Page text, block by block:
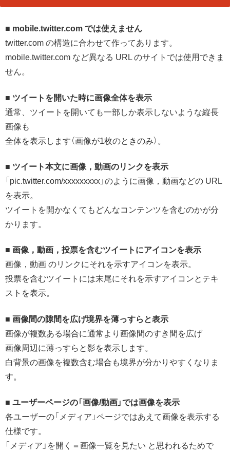
■ mobile.twitter.com では使えません
twitter.com の構造に合わせて作ってあります。
mobile.twitter.com など異なる URL のサイトでは使用できま
せん。
■ ツイートを開いた時に画像全体を表示
通常、ツイートを開いても一部しか表示しないような縦長
画像も
全体を表示します（画像が1枚のときのみ）。
■ ツイート本文に画像，動画のリンクを表示
「pic.twitter.com/xxxxxxxxx」のように画像，動画などの URL
を表示。
ツイートを開かなくてもどんなコンテンツを含むのかが分
かります。
■ 画像，動画，投票を含むツイートにアイコンを表示
画像，動画 のリンクにそれを示すアイコンを表示。
投票を含むツイートには末尾にそれを示すアイコンとテキ
ストを表示。
■ 画像間の隙間を広げ境界を薄っすらと表示
画像が複数ある場合に通常より画像間のすき間を広げ
画像周辺に薄っすらと影を表示します。
白背景の画像を複数含む場合も境界が分かりやすくなりま
す。
■ ユーザーページの「画像/動画」では画像を表示
各ユーザーの「メディア」ページではあえて画像を表示する
仕様です。
「メディア」を開く＝画像一覧を見たい と思われるためで